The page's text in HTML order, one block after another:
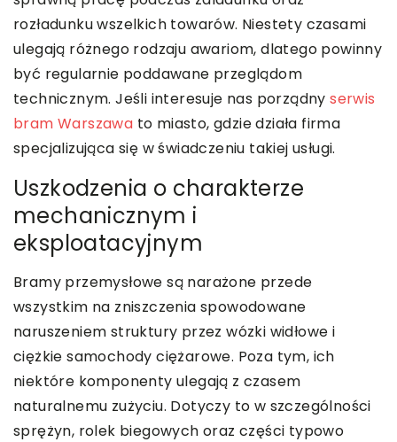
rozładunku wszelkich towarów. Niestety czasami
ulegają różnego rodzaju awariom, dlatego powinny
być regularnie poddawane przeglądom
technicznym. Jeśli interesuje nas porządnyserwis
bram Warszawa to miasto, gdzie działa firma
specjalizująca się w świadczeniu takiej usługi.
Uszkodzenia o charakterze
mechanicznym i
eksploatacyjnym
Bramy przemysłowe są narażone przede
wszystkim na zniszczenia spowodowane
naruszeniem struktury przez wózki widłowe i
ciężkie samochody ciężarowe. Poza tym, ich
niektóre komponenty ulegają z czasem
naturalnemu zużyciu. Dotyczy to w szczególności
sprężyn, rolek biegowych oraz części typowo